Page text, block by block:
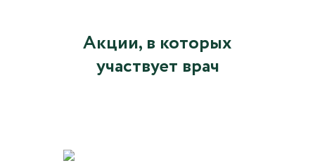
Акции, в которых
участвует врач